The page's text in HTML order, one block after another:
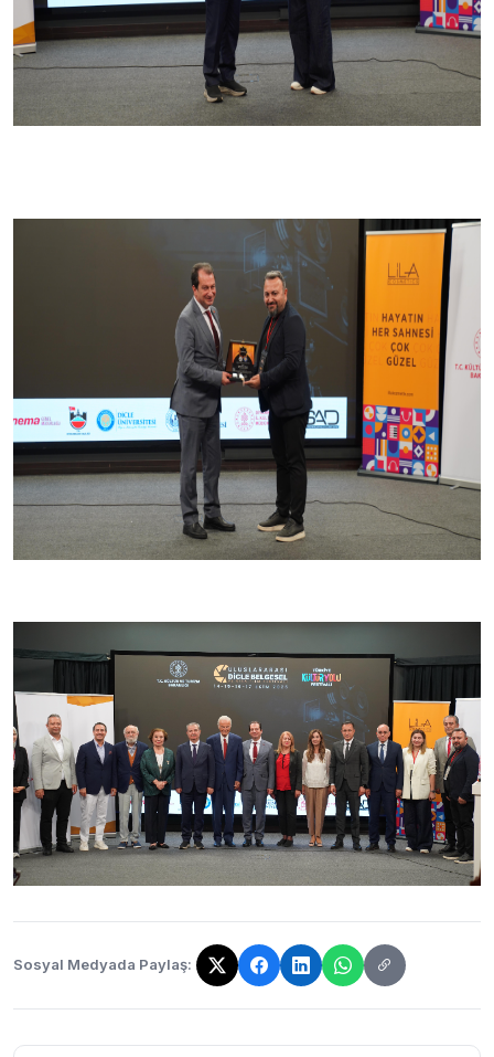
Sosyal Medyada Paylaş:
Bağlantı kopyalandı!